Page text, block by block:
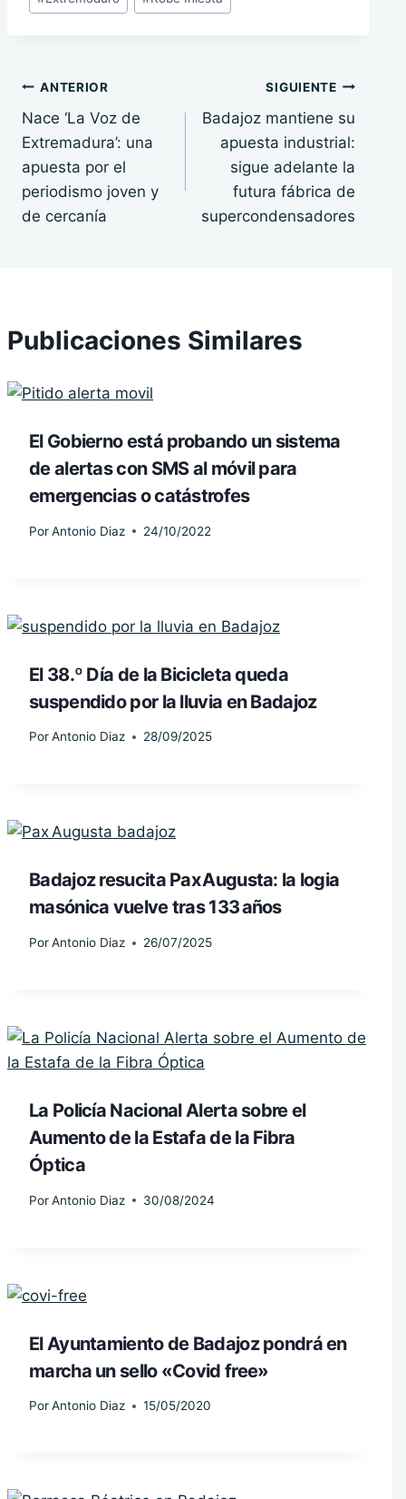
de
Navegación
de
entradas
ANTERIOR
Nace ‘La Voz de
Extremadura’: una
apuesta por el
periodismo joven y
de cercanía
SIGUIENTE
Badajoz mantiene su
apuesta industrial:
sigue adelante la
futura fábrica de
supercondensadores
Publicaciones Similares
El Gobierno está probando un sistema
de alertas con SMS al móvil para
emergencias o catástrofes
PorAntonio Diaz 24/10/2022
El 38.º Día de la Bicicleta queda
suspendido por la lluvia en Badajoz
PorAntonio Diaz 28/09/2025
Badajoz resucita Pax Augusta: la logia
masónica vuelve tras 133 años
PorAntonio Diaz 26/07/2025
La Policía Nacional Alerta sobre el
Aumento de la Estafa de la Fibra
Óptica
PorAntonio Diaz 30/08/2024
El Ayuntamiento de Badajoz pondrá en
marcha un sello «Covid free»
PorAntonio Diaz 15/05/2020